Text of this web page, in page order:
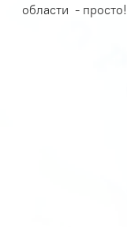
области - просто!